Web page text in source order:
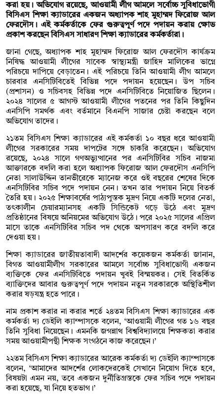
করা হয়। অভিযোগ রয়েছে, আওয়ামী লীগ আমলে সর্বোচ্চ সুবিধাভোগী
বিসিএস শিক্ষা ক্যাডারের একজন অধ্যাপক শাহ মুহাম্মদ ফিরোজ আল
ফেরদৌস। এই কর্মকর্তাকে ফের গুরুত্বপূর্ণ পদে পদায়ন করায় ক্ষোভ
প্রকাশ করছেন বিসিএস সাধারণ শিক্ষা ক্যাডারের কর্মকর্তারা।
জানা গেছে, অধ্যাপক শাহ মুহাম্মদ ফিরোজ আল ফেরদৌস কার্যক্রম
নিষিদ্ধ আওয়ামী লীগের সাবেক স্বাস্থ্যমন্ত্রী জাহিদ মালিকের ভাগ্নে
পরিচয়ে দাপিয়ে বেড়াতেন। এই পরিচয়ে তিনি আওয়ামী লীগ আমলে
চারবার এনসিটিবিতেই বিভিন্ন পদে পদায়ন হয়েছেন। উপ সচিব
(প্রশাসন) ও সচিবসহ বিভিন্ন পদে এনসিটিবিতে নিয়োজিত ছিলেন।
২০২৪ সালের ৫ আগস্ট আওয়ামী লীগের পতনের পর তিনি কিছুদিন
এনসিপি সমর্থক এবং বর্তমানে বিএনপি সাজার চেষ্টা করছেন বলে
অভিযোগ তাদের।
২১তম বিসিএস শিক্ষা ক্যাডারের এই কর্মকর্তা ১০ বছর ধরে আওয়ামী
লীগের সরকারের সময় দাপটের সঙ্গে চাকরি করেছেন। অভিযোগ
রয়েছে, ২০২৪ সালে গণঅভ্যুত্থানের পর এনসিটিবির সচিব নাজমা
আক্তারকে বদলি করা হলে অধ্যাপক ফিরোজ আল ফেরদৌস এনসিপি
নেতা সালাউদ্দিন তানভীরেকে ম্যানেজ করে ওই বছরের শেষের দিকে
এনসিটিবির সচিব পদে পদায়ন নেন। তখন তার পদায়ন নিয়ে বিতর্ক
তৈরি হয়। ২০২৫ শিক্ষাবর্ষের পাঠ্যপুস্তক মুদ্রণ নিয়ে একটি দলের নেতা,
তৎকালীন চেয়ারম্যানসহ একটি সিন্ডিকেট গড়ে উঠে এবং মুদ্রণ
প্রতিষ্ঠানের বিষয়ে অনিয়মের অভিযোগ উঠে। পরে ২০২৫ সালের এপ্রিল
মাসে তাকে এনসিটিবির সচিব পদ থেকে অপসারণ করে বদলি করে
দেওয়া হয়।
শিক্ষা ক্যাডারের জাতীয়তাবাদী আদর্শের কয়েকজন কর্মকর্তা জানান,
বিগত আওয়ামীলীগ সরকারের আমলে সর্বোচ্চ সুবিধাভোগী একজন
ব্যক্তিকে ফের এনসিটিবিতে পদায়ন খুবই বিস্ময়কর। সেই বিতর্কিত
ব্যাক্তিদের আবার গুরুত্বপূর্ণ পদে পদায়ন নতুন সরকারকে অস্থিতিশীল
করার ষড়যন্ত্র হতে পারে।
নাম প্রকাশ করার না করার শর্তে ২৪তম বিসিএস শিক্ষা ক্যাডারের এক
কর্মকর্তা দ্য ডেইলি ক্যাম্পাসকে বলেন, ‘আওয়ামী লীগের গত ১৬ বছর
তিনি সুবিধা নিয়েছেন। এমনকি জগন্নাথ বিশ্ববিদ্যালয়ে শিক্ষকতা করার
সময় আওয়ামীপন্থী শিক্ষক সংগঠনে কাজ করেছেন।’
২২তম বিসিএস শিক্ষা ক্যাডারের আরেক কর্মকর্তা দ্য ডেইলি ক্যাম্পাসকে
বলেন, ‘আমাদের আদর্শের লোকদেরকেই সেখানে নিয়োগ দিতে হবে,
বিষয়টা এমন নয়, তবে একজন দুর্নীতিগ্রস্তকে ফের সচিব পদে পদায়ন
করা হয়েছে, যা নিয়ে হতভাগ।’